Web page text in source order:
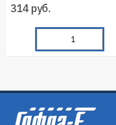
314 руб.